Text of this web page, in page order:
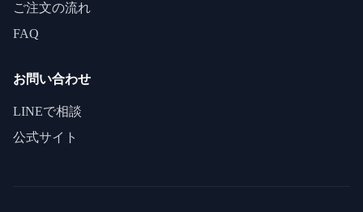
ご注文の流れ
FAQ
お問い合わせ
LINEで相談
公式サイト